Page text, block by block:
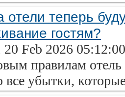
отели теперь
гостям?
Feb 2026
правилам отель
все убытки,